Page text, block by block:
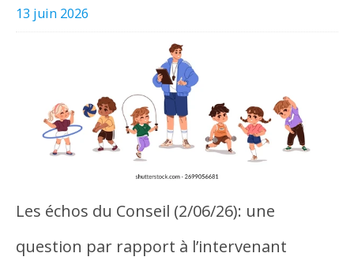
13 juin 2026
Les échos du Conseil (2/06/26): une
question par rapport à l’intervenant